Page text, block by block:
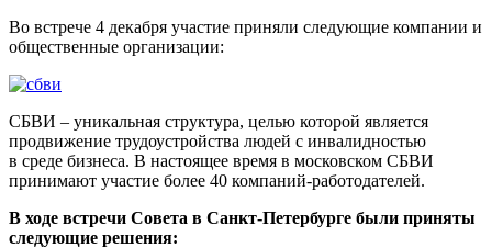
Во встрече 4 декабря участие приняли следующие компании и
общественные организации:
СБВИ – уникальная структура, целью которой является
продвижение трудоустройства людей с инвалидностью
в среде бизнеса. В настоящее время в московском СБВИ
принимают участие более 40 компаний-работодателей.
В ходе встречи Совета в Санкт-Петербурге были приняты
следующие решения: